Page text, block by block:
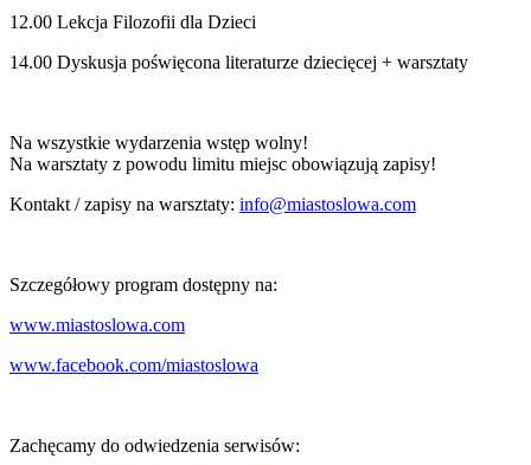
12.00 Lekcja Filozofii dla Dzieci
14.00 Dyskusja poświęcona literaturze dziecięcej + warsztaty
Na wszystkie wydarzenia wstęp wolny!
Na warsztaty z powodu limitu miejsc obowiązują zapisy!
Kontakt / zapisy na warsztaty: info@miastoslowa.com
Szczegółowy program dostępny na:
www.miastoslowa.com
www.facebook.com/miastoslowa
Zachęcamy do odwiedzenia serwisów: